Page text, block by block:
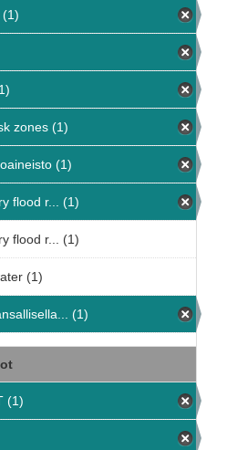
(1)
zones (1)
(1)
flood r... (1)
flood r... (1)
(1)
(1)
(1)